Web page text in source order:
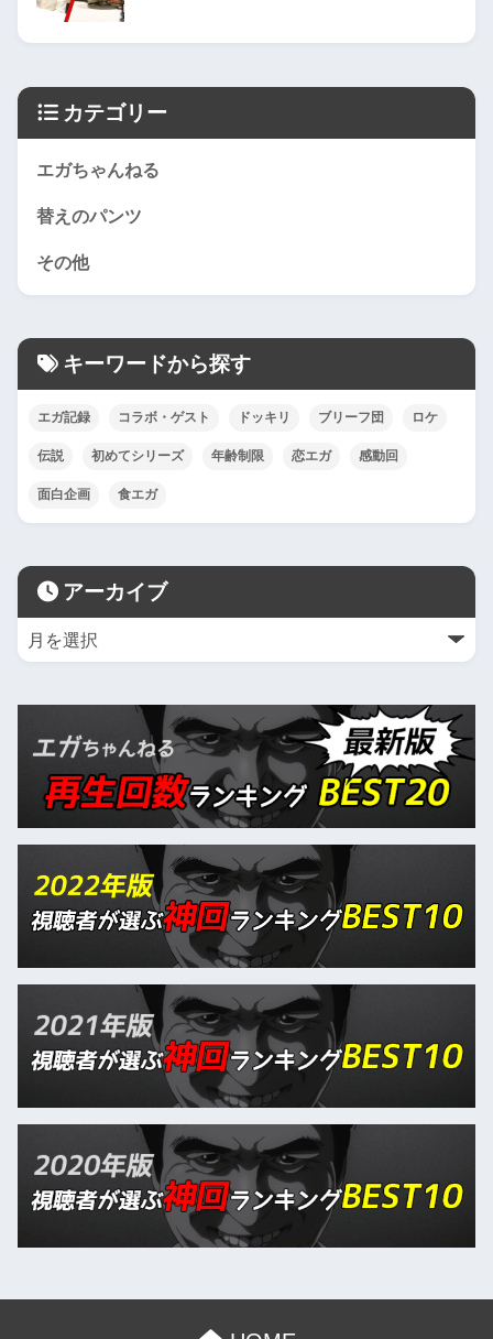
カテゴリー
エガちゃんねる
替えのパンツ
その他
キーワードから探す
エガ記録 コラボ・ゲスト ドッキリ ブリーフ団 ロケ
伝説 初めてシリーズ 年齢制限 恋エガ 感動回
面白企画 食エガ
アーカイブ